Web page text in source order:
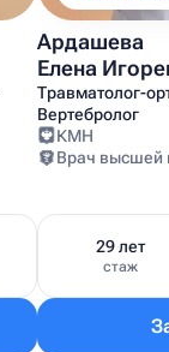
Ардашева
Елена
Травматолог-
Вертебролог
КМН
Врач высшей
29 лет
стаж